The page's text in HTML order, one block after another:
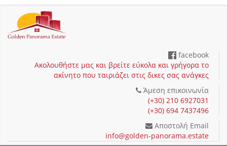
facebook
Ακολουθήστε μας και βρείτε εύκολα και γρήγορα το
ακίνητο που ταιριάζει στις δικες σας ανάγκες
Άμεση επικοινωνία
(+30) 210 6927031
(+30) 694 7437496
Αποστολή Email
info@golden-panorama.estate